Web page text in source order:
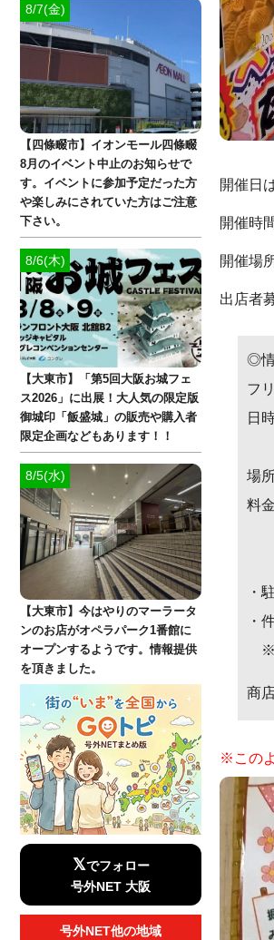
開催日
開催時
開催場
出店者
◎
フ
日
場
料
1
・
・
※
商
※この
8/7(金)
【四條畷市】イオンモール四條畷
8月のイベント中止のお知らせで
す。イベントに参加予定だった方
や楽しみにされていた方はご注意
下さい。
8/6(木)
【大東市】「第5回大阪お城フェ
ス2026」に出展！大人気の限定版
御城印「飯盛城」の販売や購入者
限定企画などもあります！！
8/5(水)
【大東市】今はやりのマーラータ
ンのお店がオペラパーク1番館に
オープンするようです。情報提供
を頂きました。
𝕏でフォロー
号外NET 大阪
号外NET他の地域